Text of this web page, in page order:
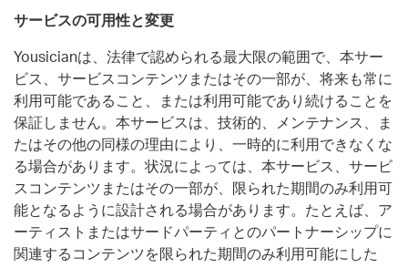
サービスの可用性と変更
Yousicianは、法律で認められる最大限の範囲で、本サー
ビス、サービスコンテンツまたはその一部が、将来も常に
利用可能であること、または利用可能であり続けることを
保証しません。本サービスは、技術的、メンテナンス、ま
たはその他の同様の理由により、一時的に利用できなくな
る場合があります。状況によっては、本サービス、サービ
スコンテンツまたはその一部が、限られた期間のみ利用可
能となるように設計される場合があります。たとえば、ア
ーティストまたはサードパーティとのパートナーシップに
関連するコンテンツを限られた期間のみ利用可能にした